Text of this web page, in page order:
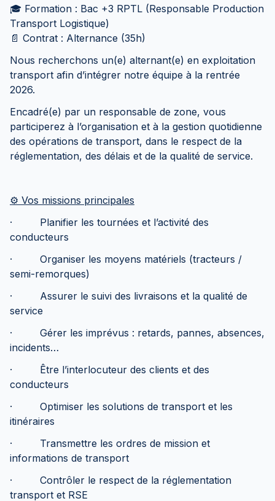
🎓 Formation : Bac +3 RPTL (Responsable Production
Transport Logistique)
📄 Contrat : Alternance (35h)
Nous recherchons un(e) alternant(e) en exploitation
transport afin d’intégrer notre équipe à la rentrée
2026.
Encadré(e) par un responsable de zone, vous
participerez à l’organisation et à la gestion quotidienne
des opérations de transport, dans le respect de la
réglementation, des délais et de la qualité de service.
⚙️ Vos missions principales
· Planifier les tournées et l’activité des
conducteurs
· Organiser les moyens matériels (tracteurs /
semi-remorques)
· Assurer le suivi des livraisons et la qualité de
service
· Gérer les imprévus : retards, pannes, absences,
incidents…
· Être l’interlocuteur des clients et des
conducteurs
· Optimiser les solutions de transport et les
itinéraires
· Transmettre les ordres de mission et
informations de transport
· Contrôler le respect de la réglementation
transport et RSE